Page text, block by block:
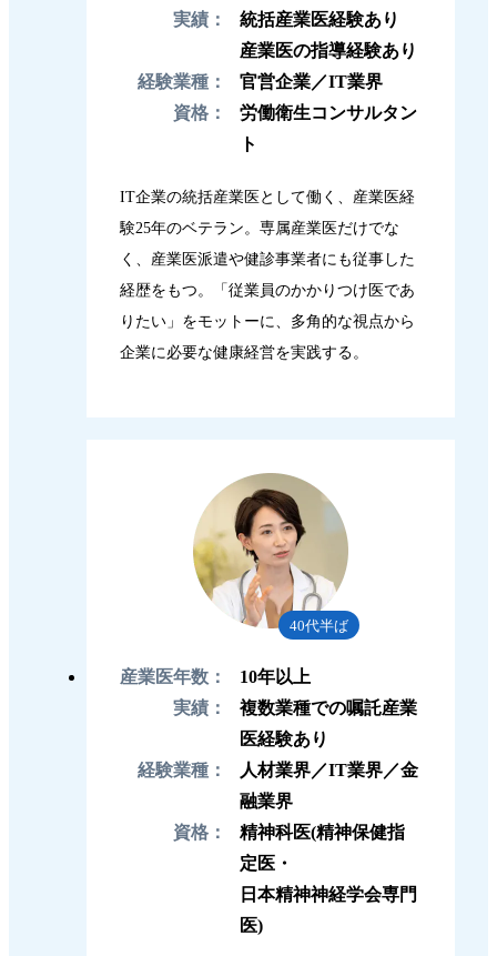
実績：
統括産業医経験あり
産業医の指導経験あり
経験業種：
官営企業／IT業界
資格：
労働衛生コンサルタン
ト
IT企業の統括産業医として働く、産業医経
験25年のベテラン。専属産業医だけでな
く、産業医派遣や健診事業者にも従事した
経歴をもつ。「従業員のかかりつけ医であ
りたい」をモットーに、多角的な視点から
企業に必要な健康経営を実践する。
40代半ば
産業医年数：
10年以上
実績：
複数業種での嘱託産業
医経験あり
経験業種：
人材業界／IT業界／金
融業界
資格：
精神科医(精神保健指
定医・
日本精神神経学会専門
医)